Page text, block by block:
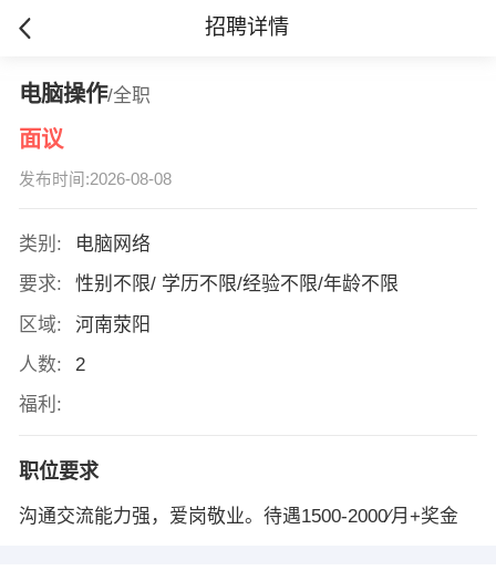
招聘详情
电脑操作/全职
面议
发布时间:2026-08-08
类别:
电脑网络
要求:
性别不限/ 学历不限/经验不限/年龄不限
区域:
河南荥阳
人数:
2
福利:
职位要求
沟通交流能力强，爱岗敬业。待遇1500-2000∕月+奖金